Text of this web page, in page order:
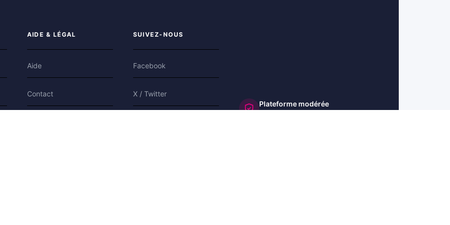
AIDE & LÉGAL
Aide
Contact
SUIVEZ-NOUS
Facebook
X / Twitter
Plateforme modérée